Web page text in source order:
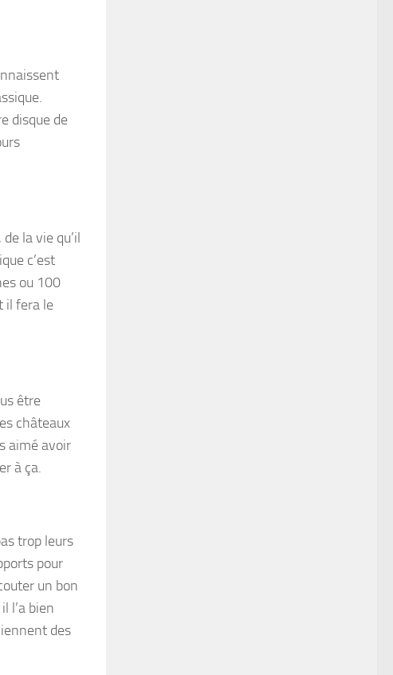
disque de
la vie qu’il
c’est
ou 100
il fera le
être
châteaux
aimé avoir
à ça.
trop leurs
pour
un bon
l’a bien
des